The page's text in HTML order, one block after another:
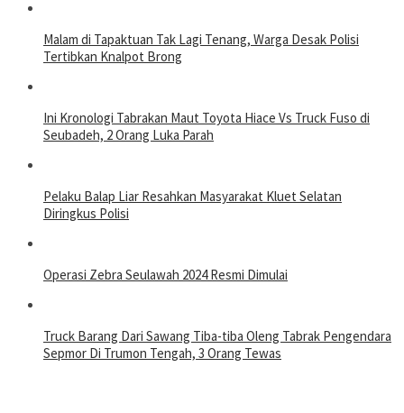
Malam di Tapaktuan Tak Lagi Tenang, Warga Desak Polisi
Tertibkan Knalpot Brong
Ini Kronologi Tabrakan Maut Toyota Hiace Vs Truck Fuso di
Seubadeh, 2 Orang Luka Parah
Pelaku Balap Liar Resahkan Masyarakat Kluet Selatan
Diringkus Polisi
Operasi Zebra Seulawah 2024 Resmi Dimulai
Truck Barang Dari Sawang Tiba-tiba Oleng Tabrak Pengendara
Sepmor Di Trumon Tengah, 3 Orang Tewas